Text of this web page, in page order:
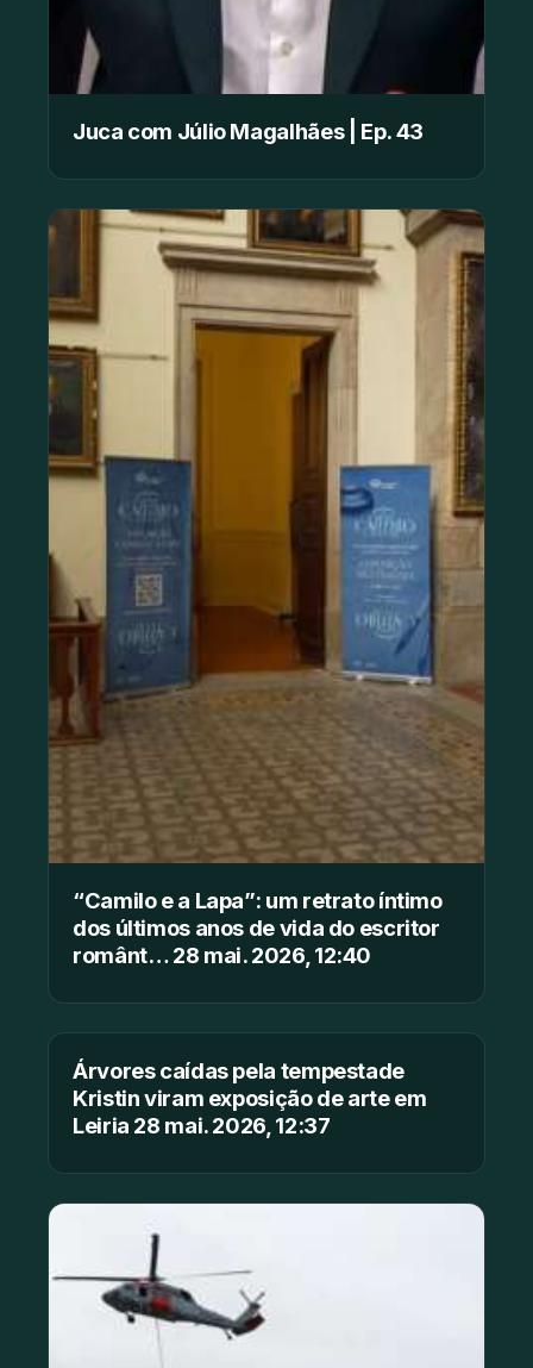
Juca com Júlio Magalhães | Ep. 43
“Camilo e a Lapa”: um retrato íntimo
dos últimos anos de vida do escritor
românt… 28 mai. 2026, 12:40
Árvores caídas pela tempestade
Kristin viram exposição de arte em
Leiria 28 mai. 2026, 12:37